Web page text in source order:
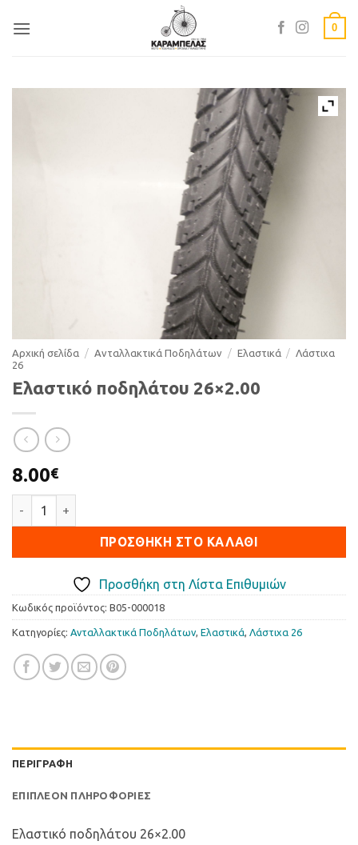
0
Αρχική σελίδα / Ανταλλακτικά Ποδηλάτων / Ελαστικά / Λάστιχα
26
Ελαστικό ποδηλάτου 26×2.00
8.00€
ΠΡΟΣΘΉΚΗ ΣΤΟ ΚΑΛΆΘΙ
Προσθήκη στη Λίστα Επιθυμιών
Κωδικός προϊόντος: B05-000018
Κατηγορίες: Ανταλλακτικά Ποδηλάτων Ελαστικά Λάστιχα 26
ΠΕΡΙΓΡΑΦΉ
ΕΠΙΠΛΈΟΝ ΠΛΗΡΟΦΟΡΊΕΣ
Ελαστικό ποδηλάτου 26×2.00